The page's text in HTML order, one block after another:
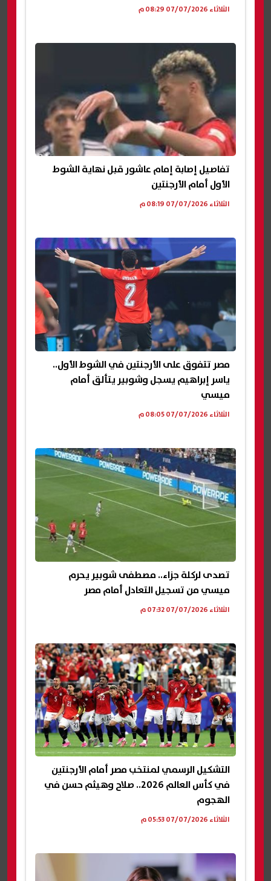
الثلاثاء 07/07/2026 08:29 م
تفاصيل إصابة إمام عاشور قبل نهاية الشوط
الأول أمام الأرجنتين
الثلاثاء 07/07/2026 08:19 م
مصر تتفوق على الأرجنتين في الشوط الأول..
ياسر إبراهيم يسجل وشوبير يتألق أمام
ميسي
الثلاثاء 07/07/2026 08:05 م
تصدى لركلة جزاء.. مصطفى شوبير يحرم
ميسي من تسجيل التعادل أمام مصر
الثلاثاء 07/07/2026 07:32 م
التشكيل الرسمي لمنتخب مصر أمام الأرجنتين
في كأس العالم 2026.. صلاح وهيثم حسن في
الهجوم
الثلاثاء 07/07/2026 05:53 م